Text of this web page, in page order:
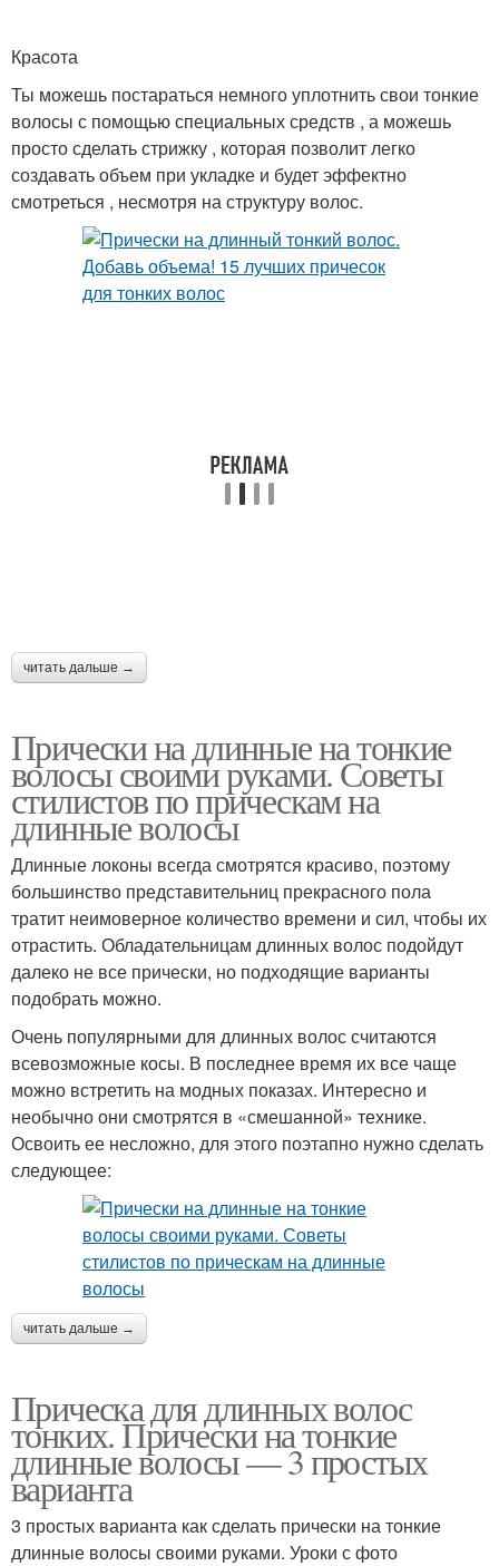
Красота
Ты можешь постараться немного уплотнить свои тонкие
волосы с помощью специальных средств , а можешь
просто сделать стрижку , которая позволит легко
создавать объем при укладке и будет эффектно
смотреться , несмотря на структуру волос.
читать дальше →
Прически на длинные на тонкие
волосы своими руками. Советы
стилистов по прическам на
длинные волосы
Длинные локоны всегда смотрятся красиво, поэтому
большинство представительниц прекрасного пола
тратит неимоверное количество времени и сил, чтобы их
отрастить. Обладательницам длинных волос подойдут
далеко не все прически, но подходящие варианты
подобрать можно.
Очень популярными для длинных волос считаются
всевозможные косы. В последнее время их все чаще
можно встретить на модных показах. Интересно и
необычно они смотрятся в «смешанной» технике.
Освоить ее несложно, для этого поэтапно нужно сделать
следующее:
читать дальше →
Прическа для длинных волос
тонких. Прически на тонкие
длинные волосы — 3 простых
варианта
3 простых варианта как сделать прически на тонкие
длинные волосы своими руками. Уроки с фото